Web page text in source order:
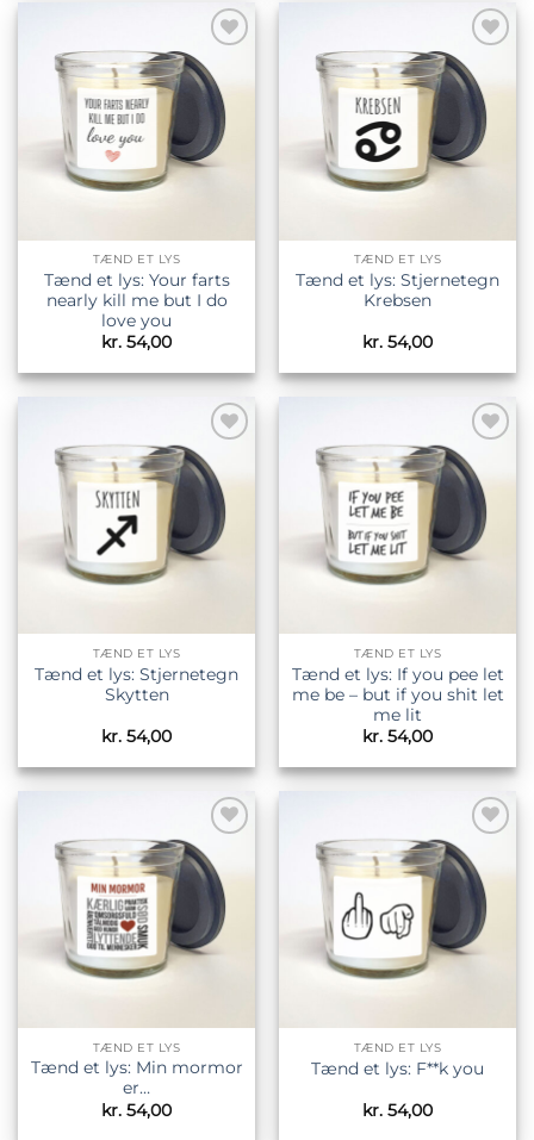
Tilføj til
ønskeliste
TÆND ET LYS
Tænd et lys: Your farts
nearly kill me but I do
love you
kr. 54,00
Tilføj til
ønskeliste
TÆND ET LYS
Tænd et lys: Stjernetegn
Krebsen
kr. 54,00
Tilføj til
ønskeliste
TÆND ET LYS
Tænd et lys: Stjernetegn
Skytten
kr. 54,00
Tilføj til
ønskeliste
TÆND ET LYS
Tænd et lys: If you pee let
me be – but if you shit let
me lit
kr. 54,00
Tilføj til
ønskeliste
TÆND ET LYS
Tænd et lys: Min mormor
er…
kr. 54,00
Tilføj til
ønskeliste
TÆND ET LYS
Tænd et lys: F**k you
kr. 54,00